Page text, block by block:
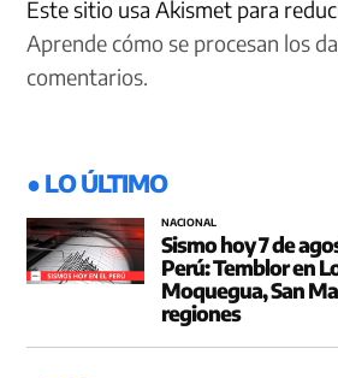
Este sitio usa Akismet para
Aprende cómo se procesan los
comentarios.
● LO ÚLTIMO
NACIONAL
Sismo hoy 7 de
Perú: Temblor en
Moquegua, San
regiones